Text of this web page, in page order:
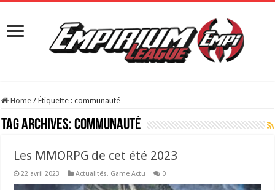
Home / Étiquette :communauté
Tag Archives:communauté
Les MMORPG de cet été 2023
22 avril 2023 Actualités, Game Actu 0